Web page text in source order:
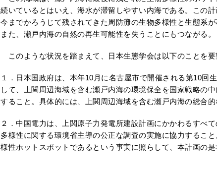
続いているとはいえ、海水が滞留しやすい内海である。この
今までかろうじて残されてきた周防灘の生物多様性と生態系
また、瀬戸内海の自然の再生可能性を失うことにもつながる。
このような状況を踏まえて、日本生態学会は以下のことを要
１．日本国政府は、本年10月に名古屋市で開催される第10回
して、上関周辺海域を含む瀬戸内海の環境保全を国家戦略の
すること。具体的には、上関周辺海域を含む瀬戸内海の総合
２．中国電力は、上関原子力発電所建設計画にかかわるすべ
多様性に関する環境省主導の公正な調査の実施に協力するこ
様性ホットスポットであるという事実に照らして、本計画の是